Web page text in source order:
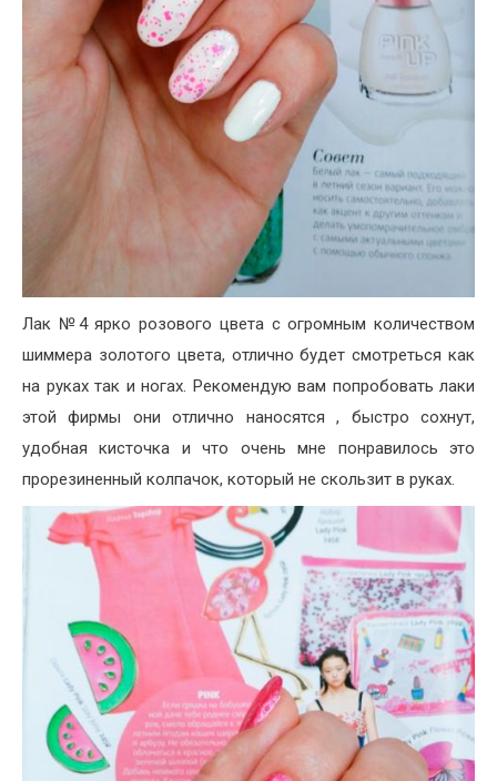
Лак №4 ярко розового цвета с огромным количеством
шиммера золотого цвета, отлично будет смотреться как
на руках так и ногах. Рекомендую вам попробовать лаки
этой фирмы они отлично наносятся , быстро сохнут,
удобная кисточка и что очень мне понравилось это
прорезиненный колпачок, который не скользит в руках.